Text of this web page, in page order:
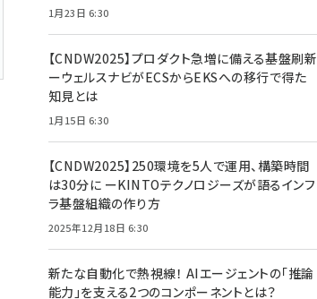
1月23日 6:30
【CNDW2025】プロダクト急増に備える基盤刷新
ーウェルスナビがECSからEKSへの移行で得た
知見とは
1月15日 6:30
【CNDW2025】250環境を5人で運用、構築時間
は30分に ーKINTOテクノロジーズが語るインフ
ラ基盤組織の作り方
2025年12月18日 6:30
新たな自動化で熱視線！ AIエージェントの「推論
能力」を支える2つのコンポーネントとは？